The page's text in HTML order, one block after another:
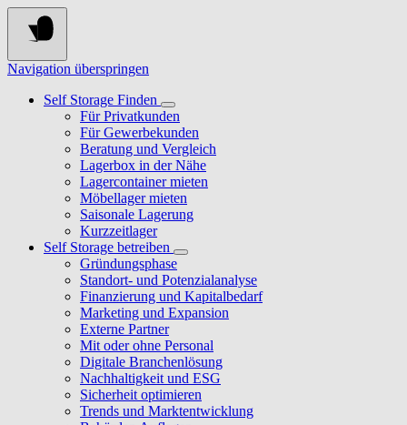
Navigation überspringen
Self Storage Finden
Für Privatkunden
Für Gewerbekunden
Beratung und Vergleich
Lagerbox in der Nähe
Lagercontainer mieten
Möbellager mieten
Saisonale Lagerung
Kurzzeitlager
Self Storage betreiben
Gründungsphase
Standort- und Potenzialanalyse
Finanzierung und Kapitalbedarf
Marketing und Expansion
Externe Partner
Mit oder ohne Personal
Digitale Branchenlösung
Nachhaltigkeit und ESG
Sicherheit optimieren
Trends und Marktentwicklung